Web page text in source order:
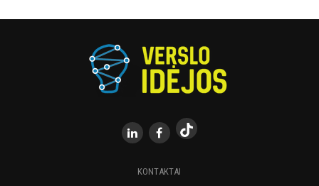
KONTAKTAI